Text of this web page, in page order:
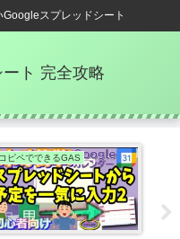
スプレッドシート
ト 完全攻略
コピペでできるGAS